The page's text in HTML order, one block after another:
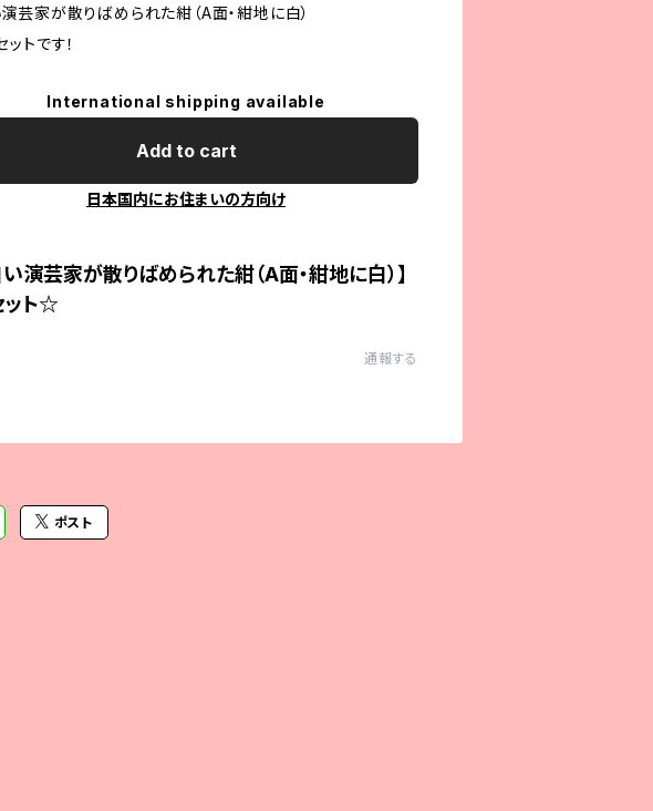
芸家が散りばめられた紺（A面・紺地に白）
トです！
International shipping available
Add to cart
日本国内にお住まいの方向け
演芸家が散りばめられた紺（A面・紺地に白）】
ット☆
通報する
ポスト